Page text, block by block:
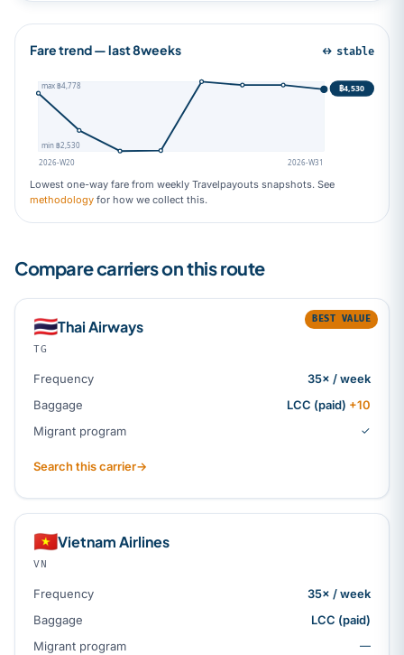
Fare trend — last 8weeks ↔ stable
฿4,530
max ฿4,778
min ฿2,530
2026-W20
2026-W31
Lowest one-way fare from weekly Travelpayouts snapshots. See
methodology for how we collect this.
Compare carriers on this route
BEST VALUE
🇹🇭Thai Airways
TG
Frequency
35× / week
Baggage
LCC (paid) +10
Migrant program
✓
Search this carrier→
🇻🇳Vietnam Airlines
VN
Frequency
35× / week
Baggage
LCC (paid)
Migrant program
—